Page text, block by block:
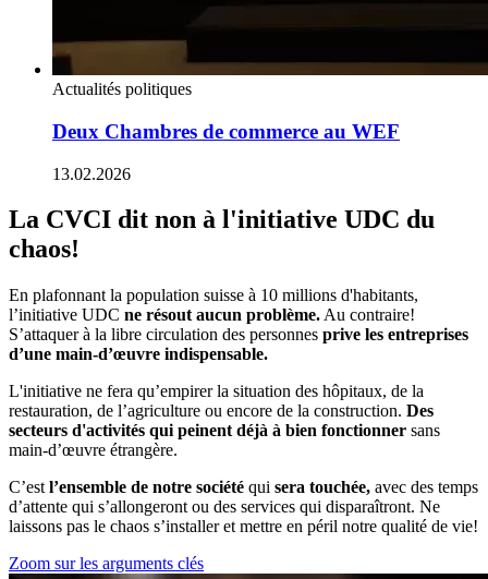
Actualités politiques
Deux Chambres de commerce au WEF
13.02.2026
La CVCI dit non à l'initiative UDC du
chaos!
En plafonnant la population suisse à 10 millions d'habitants,
l’initiative UDC ne résout aucun problème. Au contraire!
S’attaquer à la libre circulation des personnes prive les entreprises
d’une main-d’œuvre indispensable.
L'initiative ne fera qu’empirer la situation des hôpitaux, de la
restauration, de l’agriculture ou encore de la construction. Des
secteurs d'activités qui peinent déjà à bien fonctionner sans
main-d’œuvre étrangère.
C’est l’ensemble de notre société qui sera touchée, avec des temps
d’attente qui s’allongeront ou des services qui disparaîtront. Ne
laissons pas le chaos s’installer et mettre en péril notre qualité de vie!
Zoom sur les arguments clés